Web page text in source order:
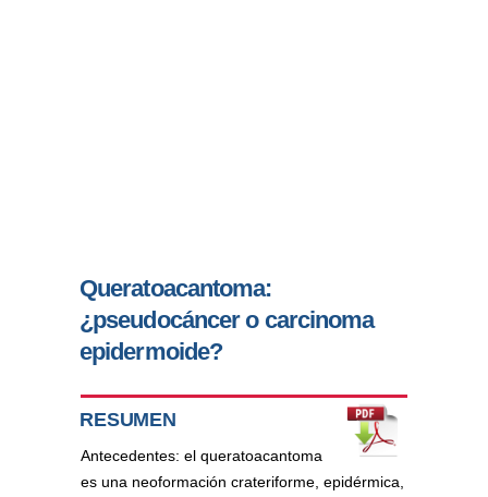
Queratoacantoma:
¿pseudocáncer o carcinoma
epidermoide?
RESUMEN
Antecedentes: el queratoacantoma
es una neoformación crateriforme, epidérmica,